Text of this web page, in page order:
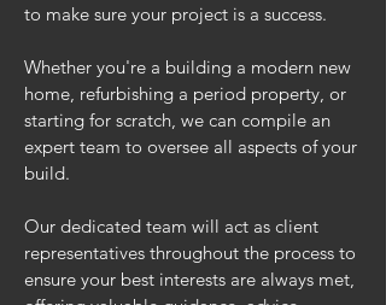
to make sure your project is a success.
Whether you're a building a modern new
home, refurbishing a period property, or
starting for scratch, we can compile an
expert team to oversee all aspects of your
build.
Our dedicated team will act as client
representatives throughout the process to
ensure your best interests are always met,